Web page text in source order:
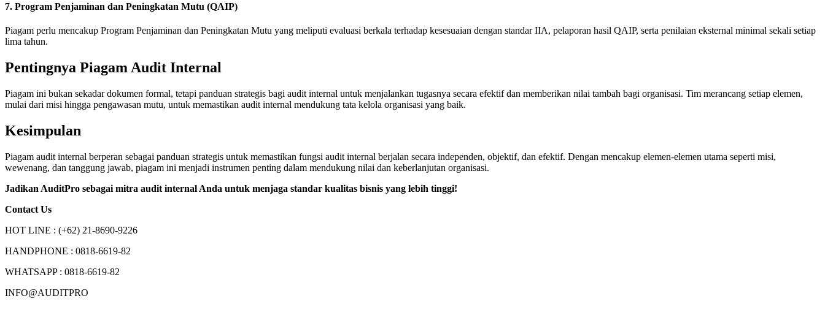
7. Program Penjaminan dan Peningkatan Mutu (QAIP)
Piagam perlu mencakup Program Penjaminan dan Peningkatan Mutu yang meliputi evaluasi berkala terhadap kesesuaian dengan standar IIA, pelaporan hasil QAIP, serta penilaian eksternal minimal sekali setiap
lima tahun.
Pentingnya Piagam Audit Internal
Piagam ini bukan sekadar dokumen formal, tetapi panduan strategis bagi audit internal untuk menjalankan tugasnya secara efektif dan memberikan nilai tambah bagi organisasi. Tim merancang setiap elemen,
mulai dari misi hingga pengawasan mutu, untuk memastikan audit internal mendukung tata kelola organisasi yang baik.
Kesimpulan
Piagam audit internal berperan sebagai panduan strategis untuk memastikan fungsi audit internal berjalan secara independen, objektif, dan efektif. Dengan mencakup elemen-elemen utama seperti misi,
wewenang, dan tanggung jawab, piagam ini menjadi instrumen penting dalam mendukung nilai dan keberlanjutan organisasi.
Jadikan AuditPro sebagai mitra audit internal Anda untuk menjaga standar kualitas bisnis yang lebih tinggi!
Contact Us
HOT LINE : (+62) 21-8690-9226
HANDPHONE : 0818-6619-82
WHATSAPP : 0818-6619-82
INFO@AUDITPRO